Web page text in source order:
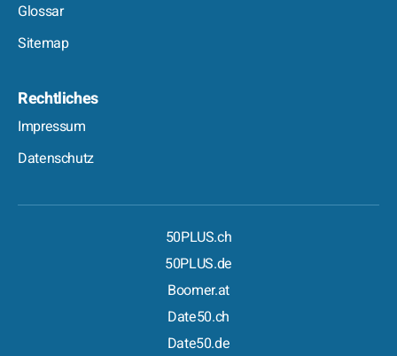
Glossar
Sitemap
Rechtliches
Impressum
Datenschutz
50PLUS.ch
50PLUS.de
Boomer.at
Date50.ch
Date50.de